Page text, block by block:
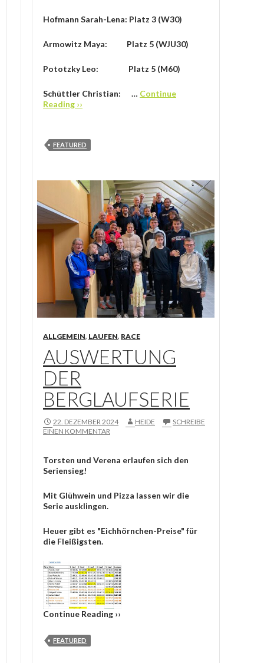
Hofmann Sarah-Lena: Platz 3 (W30)
Armowitz Maya: Platz 5 (WJU30)
Pototzky Leo: Platz 5 (M60)
Schüttler Christian: … Continue
Reading ››
FEATURED
ALLGEMEIN, LAUFEN, RACE
AUSWERTUNG
DER
BERGLAUFSERIE
22. DEZEMBER 2024 HEIDE
SCHREIBE
EINEN KOMMENTAR
Torsten und Verena erlaufen sich den
Seriensieg!
Mit Glühwein und Pizza lassen wir die
Serie ausklingen.
Heuer gibt es "Eichhörnchen-Preise" für
die Fleißigsten.
Continue Reading ››
FEATURED